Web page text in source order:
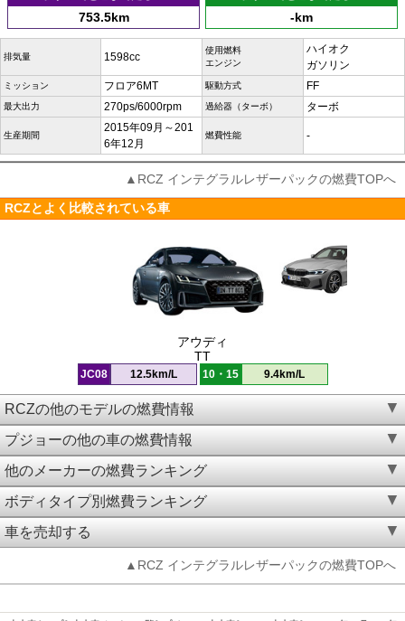
753.5km -km
排気量 1598cc
使用燃料
エンジン
ハイオク
ガソリン
ミッション フロア6MT 駆動方式 FF
最大出力 270ps/6000rpm 過給器（ターボ） ターボ
生産期間
2015年09月～201
6年12月
燃費性能 -
▲RCZ インテグラルレザーパックの燃費TOPへ
RCZとよく比較されている車
アウディ
TT
JC08 12.5km/L 10・15 9.4km/L
RCZの他のモデルの燃費情報
プジョーの他の車の燃費情報
他のメーカーの燃費ランキング
ボディタイプ別燃費ランキング
車を売却する
▲RCZ インテグラルレザーパックの燃費TOPへ